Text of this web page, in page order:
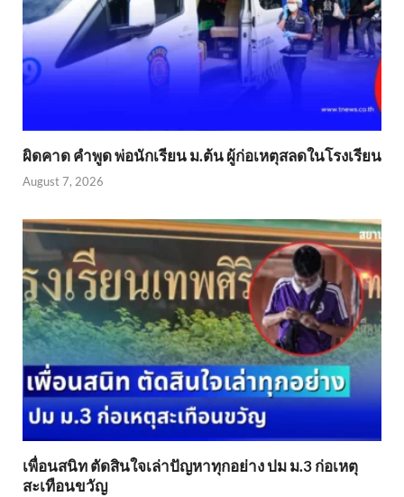
ผิดคาด คำพูด พ่อนักเรียน ม.ต้น ผู้ก่อเหตุสลดในโรงเรียน
August 7, 2026
เพื่อนสนิท ตัดสินใจเล่าปัญหาทุกอย่าง ปม ม.3 ก่อเหตุ
สะเทือนขวัญ